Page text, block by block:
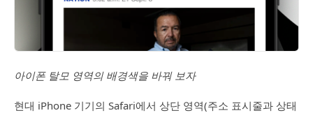
아이폰 탈모 영역의 배경색을 바꿔 보자
현대 iPhone 기기의 Safari에서 상단 영역(주소 표시줄과 상태